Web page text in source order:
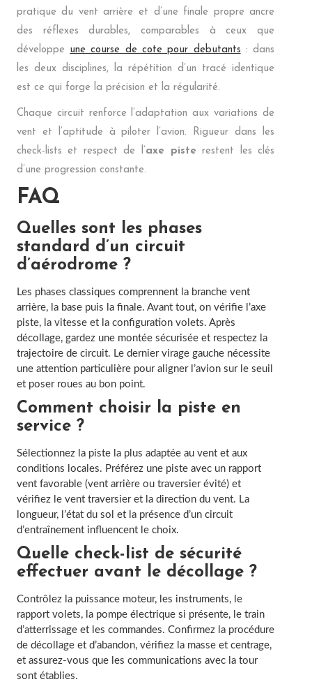
pratique du vent arrière et d’une finale propre ancre
des réflexes durables, comparables à ceux que
développe une course de cote pour debutants : dans
les deux disciplines, la répétition d’un tracé identique
est ce qui forge la précision et la régularité.
Chaque circuit renforce l’adaptation aux variations de
vent et l’aptitude à piloter l’avion. Rigueur dans les
check-lists et respect de l’ axe piste restent les clés
d’une progression constante.
FAQ
Quelles sont les phases
standard d’un circuit
d’aérodrome ?
Les phases classiques comprennent la branche vent
arrière, la base puis la finale. Avant tout, on vérifie l’axe
piste, la vitesse et la configuration volets. Après
décollage, gardez une montée sécurisée et respectez la
trajectoire de circuit. Le dernier virage gauche nécessite
une attention particulière pour aligner l’avion sur le seuil
et poser roues au bon point.
Comment choisir la piste en
service ?
Sélectionnez la piste la plus adaptée au vent et aux
conditions locales. Préférez une piste avec un rapport
vent favorable (vent arrière ou traversier évité) et
vérifiez le vent traversier et la direction du vent. La
longueur, l’état du sol et la présence d’un circuit
d’entraînement influencent le choix.
Quelle check-list de sécurité
effectuer avant le décollage ?
Contrôlez la puissance moteur, les instruments, le
rapport volets, la pompe électrique si présente, le train
d’atterrissage et les commandes. Confirmez la procédure
de décollage et d’abandon, vérifiez la masse et centrage,
et assurez-vous que les communications avec la tour
sont établies.